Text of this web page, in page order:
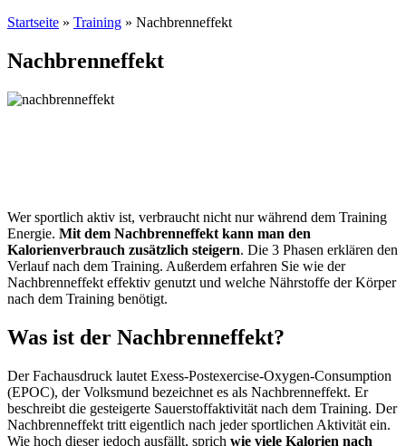
Startseite » Training » Nachbrenneffekt
Nachbrenneffekt
Wer sportlich aktiv ist, verbraucht nicht nur während dem Training
Energie. Mit dem Nachbrenneffekt kann man den
Kalorienverbrauch zusätzlich steigern. Die 3 Phasen erklären den
Verlauf nach dem Training. Außerdem erfahren Sie wie der
Nachbrenneffekt effektiv genutzt und welche Nährstoffe der Körper
nach dem Training benötigt.
Was ist der Nachbrenneffekt?
Der Fachausdruck lautet Exess-Postexercise-Oxygen-Consumption
(EPOC), der Volksmund bezeichnet es als Nachbrenneffekt. Er
beschreibt die gesteigerte Sauerstoffaktivität nach dem Training. Der
Nachbrenneffekt tritt eigentlich nach jeder sportlichen Aktivität ein.
Wie hoch dieser jedoch ausfällt, sprich wie viele Kalorien nach